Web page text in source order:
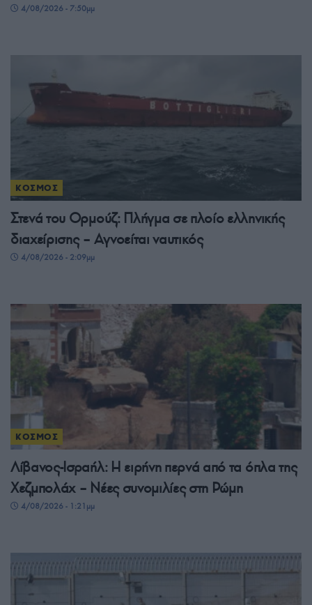
4/08/2026 - 7:50μμ
ΚΟΣΜΟΣ
Στενά του Ορμούζ: Πλήγμα σε πλοίο ελληνικής
διαχείρισης – Αγνοείται ναυτικός
4/08/2026 - 2:09μμ
ΚΟΣΜΟΣ
Λίβανος-Ισραήλ: Η ειρήνη περνά από τα όπλα της
Χεζμπολάχ – Νέες συνομιλίες στη Ρώμη
4/08/2026 - 1:21μμ